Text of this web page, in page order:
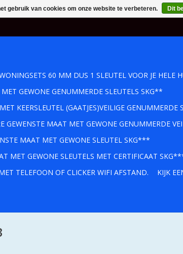
60 MM DUS 1 SLEUTEL VOOR JE HELE
GEWONE GENUMMERDE SLEUTELS SKG**
KEERSLEUTEL (GAATJES)VEILIGE GENUMMERDE
GEWENSTE MAAT MET GEWONE GENUMMERDE
MAAT MET GEWONE SLEUTEL SKG***
MET GEWONE SLEUTELS MET CERTIFICAAT
TELEFOON OF CLICKER WIFI AFSTAND.
KIJK
gebruik van cookies om onze website te verbeteren. Dit